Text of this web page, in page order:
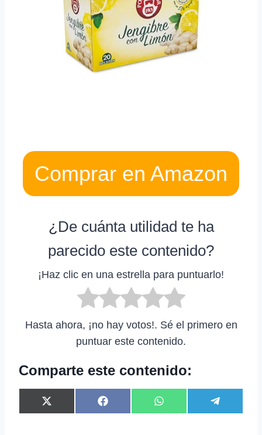
Comprar en Amazon
¿De cuánta utilidad te ha
parecido este contenido?
¡Haz clic en una estrella para puntuarlo!
Hasta ahora, ¡no hay votos!. Sé el primero en
puntuar este contenido.
Comparte este contenido:
C
o
X
(
C
o
F
a
C
o
W
h
C
o
e